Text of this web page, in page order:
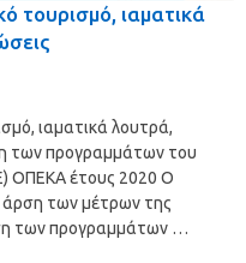
τουρισμό, ιαματικά
ιαματικά λουτρά,
των προγραμμάτων του
ΟΠΕΚΑ έτους 2020 Ο
των μέτρων της
των προγραμμάτων …